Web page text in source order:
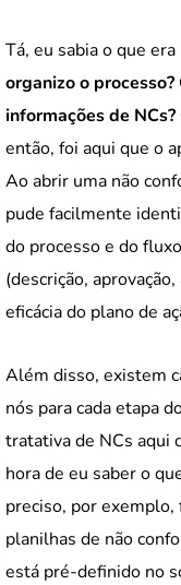
Tá, eu sabia o que
organizo o
informações de
então, foi aqui que o
Ao abrir uma não
pude facilmente
do processo e do
(descrição,
eficácia do plano de
Além disso, existem
nós para cada etapa
tratativa de NCs aqui
hora de eu saber o
preciso, por
planilhas de não
está pré-definido no